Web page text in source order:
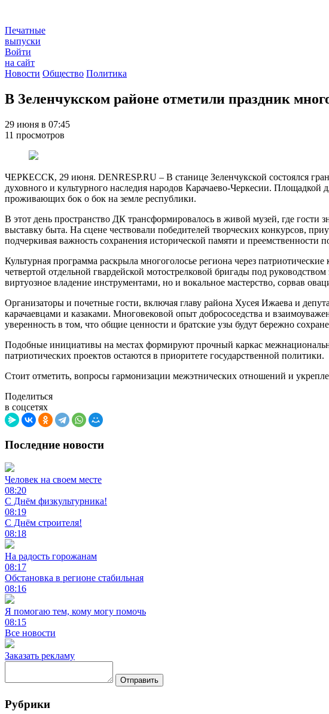
Печатные
выпуски
Войти
на сайт
Новости Общество Политика
В Зеленчукском районе отметили праздник
29 июня в 07:45
11 просмотров
ЧЕРКЕССК, 29 июня. DENRESP.RU – В станице Зеленчукской состоялся
духовного и культурного наследия народов Карачаево-Черкесии. Площадкой
проживающих бок о бок на земле республики.
В этот день пространство ДК трансформировалось в живой музей, где гости
выставку быта. На сцене чествовали победителей творческих конкурсов,
подчеркивая важность сохранения исторической памяти и преемственности
Культурная программа раскрыла многоголосье региона через
четвертой отдельной гвардейской мотострелковой бригады под
виртуозное владение инструментами, но и вокальное мастерство, сорвав
Организаторы и почетные гости, включая главу района Хусея Ижаева и
карачаевцами и казаками. Многовековой опыт добрососедства и
уверенность в том, что общие ценности и братские узы будут бережно
Подобные инициативы на местах формируют прочный каркас
патриотических проектов остаются в приоритете государственной политики.
Стоит отметить, вопросы гармонизации межэтнических отношений и
Поделиться
в соцсетях
Последние новости
Человек на своем месте
08:20
С Днём физкультурника!
08:19
С Днём строителя!
08:18
На радость горожанам
08:17
Обстановка в регионе стабильная
08:16
Я помогаю тем, кому могу помочь
08:15
Все новости
Заказать рекламу
Отправить
Рубрики